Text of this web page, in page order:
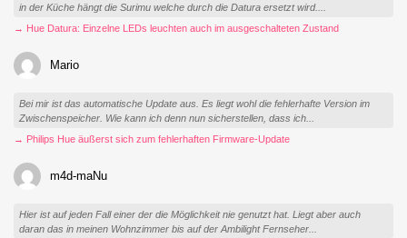
in der Küche hängt die Surimu welche durch die Datura ersetzt wird....
→ Hue Datura: Einzelne LEDs leuchten auch im ausgeschalteten Zustand
Mario
Bei mir ist das automatische Update aus. Es liegt wohl die fehlerhafte Version im
Zwischenspeicher. Wie kann ich denn nun sicherstellen, dass ich...
→ Philips Hue äußerst sich zum fehlerhaften Firmware-Update
m4d-maNu
Hier ist auf jeden Fall einer der die Möglichkeit nie genutzt hat. Liegt aber auch
daran das in meinen Wohnzimmer bis auf der Ambilight Fernseher...